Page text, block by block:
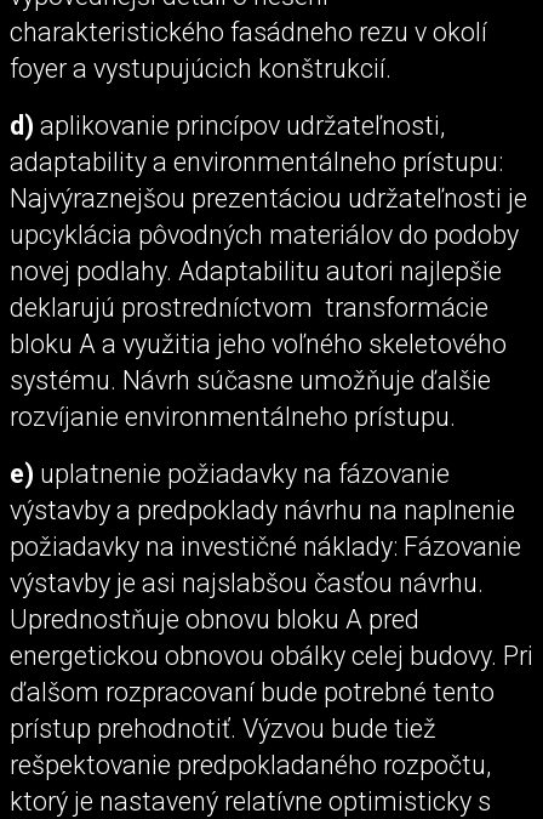
charakteristického fasádneho rezu v okolí
foyer a vystupujúcich konštrukcií.
d) aplikovanie princípov udržateľnosti,
adaptability a environmentálneho prístupu:
Najvýraznejšou prezentáciou udržateľnosti je
upcyklácia pôvodných materiálov do podoby
novej podlahy. Adaptabilitu autori najlepšie
deklarujú prostredníctvom transformácie
bloku A a využitia jeho voľného skeletového
systému. Návrh súčasne umožňuje ďalšie
rozvíjanie environmentálneho prístupu.
e) uplatnenie požiadavky na fázovanie
výstavby a predpoklady návrhu na naplnenie
požiadavky na investičné náklady: Fázovanie
výstavby je asi najslabšou časťou návrhu.
Uprednostňuje obnovu bloku A pred
energetickou obnovou obálky celej budovy. Pri
ďalšom rozpracovaní bude potrebné tento
prístup prehodnotiť. Výzvou bude tiež
rešpektovanie predpokladaného rozpočtu,
ktorý je nastavený relatívne optimisticky s